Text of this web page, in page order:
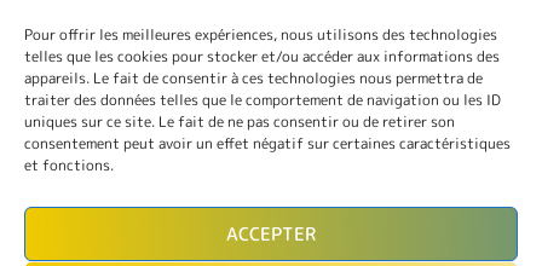
Pour offrir les meilleures expériences, nous utilisons des technologies
telles que les cookies pour stocker et/ou accéder aux informations des
appareils. Le fait de consentir à ces technologies nous permettra de
traiter des données telles que le comportement de navigation ou les ID
uniques sur ce site. Le fait de ne pas consentir ou de retirer son
consentement peut avoir un effet négatif sur certaines caractéristiques
et fonctions.
ACCEPTER
COURS
LANGUES
CONFÉRENCES
SORTIES
L’ASSOCIATION